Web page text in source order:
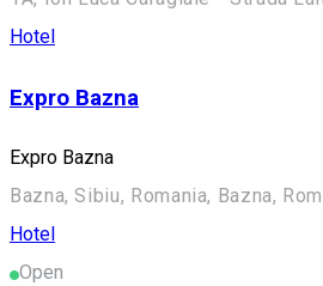
Hotel
Expro Bazna
Expro Bazna
Bazna, Sibiu, Romania, Bazna,
Hotel
Open